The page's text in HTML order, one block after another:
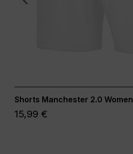
Shorts Manchester 2.0 Women
15,99 €